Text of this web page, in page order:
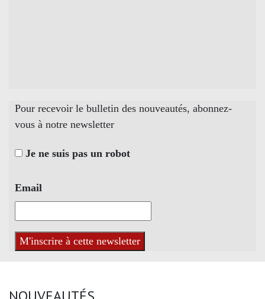
Pour recevoir le bulletin des nouveautés, abonnez-
vous à notre newsletter
Je ne suis pas un robot
Email